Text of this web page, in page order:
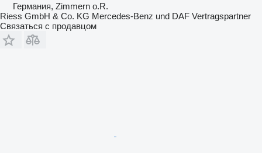
Германия, Zimmern o.R.
Riess GmbH & Co. KG Mercedes-Benz und DAF Vertragspartner
Связаться с продавцом